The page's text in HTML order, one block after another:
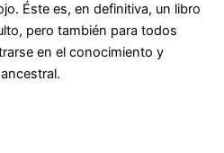
Éste es, en definitiva, un libro
pero también para todos
en el conocimiento y